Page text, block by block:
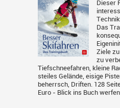
Dieser
Das
Ziele
zu
Tiefschneefahren, kleine
steiles Gelände, eisige
beherrsch, Driften. 128
Euro - Blick ins Buch werfen